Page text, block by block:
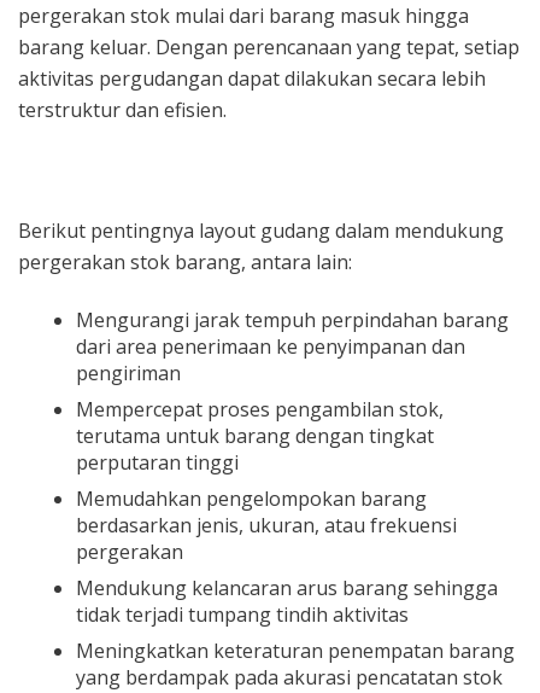
pergerakan stok mulai dari barang masuk hingga
barang keluar. Dengan perencanaan yang tepat, setiap
aktivitas pergudangan dapat dilakukan secara lebih
terstruktur dan efisien.
Berikut pentingnya layout gudang dalam mendukung
pergerakan stok barang, antara lain:
Mengurangi jarak tempuh perpindahan barang
dari area penerimaan ke penyimpanan dan
pengiriman
Mempercepat proses pengambilan stok,
terutama untuk barang dengan tingkat
perputaran tinggi
Memudahkan pengelompokan barang
berdasarkan jenis, ukuran, atau frekuensi
pergerakan
Mendukung kelancaran arus barang sehingga
tidak terjadi tumpang tindih aktivitas
Meningkatkan keteraturan penempatan barang
yang berdampak pada akurasi pencatatan stok